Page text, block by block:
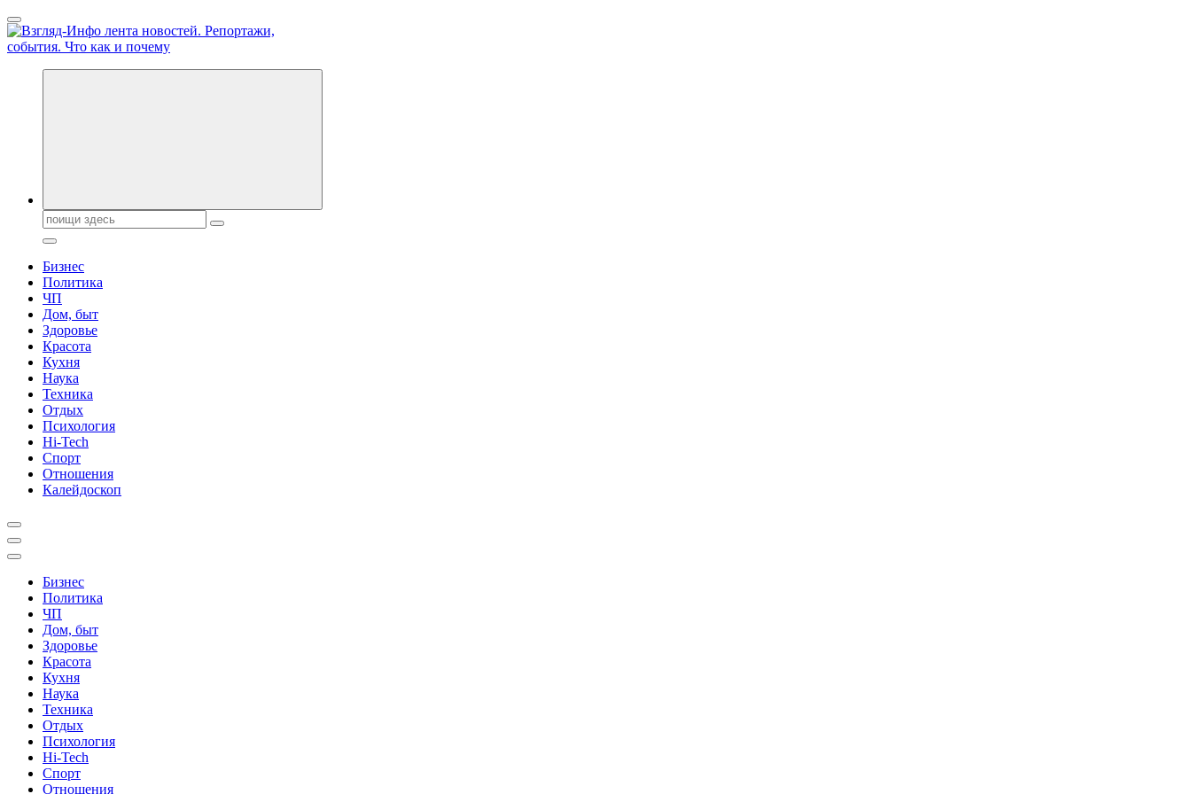
Перейти
к
содержанию
Обо всем и обо всех, что зачем и почему. Новости политики, бизнеса, экономики, ответы на любые вопросы. Портал свежих новостей политики и бизнеса
Поиск:
Бизнес
Политика
ЧП
Дом, быт
Здоровье
Красота
Кухня
Наука
Техника
Отдых
Психология
Hi-Tech
Спорт
Отношения
Калейдоскоп
Бизнес
Политика
ЧП
Дом, быт
Здоровье
Красота
Кухня
Наука
Техника
Отдых
Психология
Hi-Tech
Спорт
Отношения